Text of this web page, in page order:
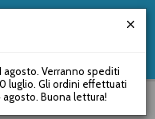
agosto. Verranno spediti
luglio. Gli ordini effettuati
Buona lettura!